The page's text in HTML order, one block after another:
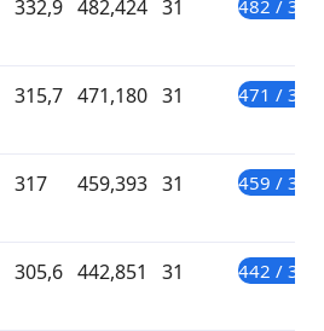
332,9 482,424 31 482 /
315,7 471,180 31 471 /
317 459,393 31 459 /
305,6 442,851 31 442 /